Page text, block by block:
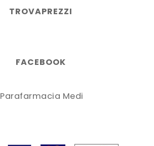
TROVAPREZZI
FACEBOOK
Parafarmacia Medi